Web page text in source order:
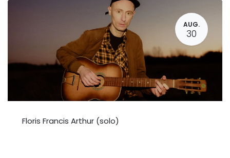
AUG.
30
Floris Francis Arthur (solo)